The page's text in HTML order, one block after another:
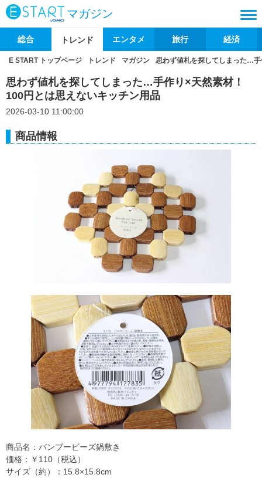
マガジン
総合 トレンド エンタメ 旅行 経済
E START トップページ トレンド マガジン 思わず値札を探してしまった…
思わず値札を探してしまった…手作り×天然素材！
100円とは思えないキッチン用品
2026-03-10 11:00:00
商品情報
商品名：バンブービーズ鍋敷き
価格：￥110（税込）
サイズ（約）：15.8×15.8cm